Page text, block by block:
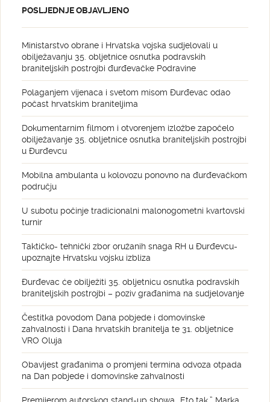
POSLJEDNJE OBJAVLJENO
Ministarstvo obrane i Hrvatska vojska sudjelovali u
obilježavanju 35. obljetnice osnutka podravskih
braniteljskih postrojbi đurđevačke Podravine
Polaganjem vijenaca i svetom misom Đurđevac odao
počast hrvatskim braniteljima
Dokumentarnim filmom i otvorenjem izložbe započelo
obilježavanje 35. obljetnice osnutka braniteljskih postrojbi
u Đurđevcu
Mobilna ambulanta u kolovozu ponovno na đurđevačkom
području
U subotu počinje tradicionalni malonogometni kvartovski
turnir
Taktičko- tehnički zbor oružanih snaga RH u Đurđevcu-
upoznajte Hrvatsku vojsku izbliza
Đurđevac će obilježiti 35. obljetnicu osnutka podravskih
braniteljskih postrojbi – poziv građanima na sudjelovanje
Čestitka povodom Dana pobjede i domovinske
zahvalnosti i Dana hrvatskih branitelja te 31. obljetnice
VRO Oluja
Obavijest građanima o promjeni termina odvoza otpada
na Dan pobjede i domovinske zahvalnosti